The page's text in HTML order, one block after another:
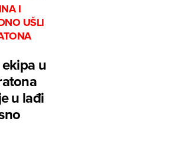
I
UŠLI
u
u lađi